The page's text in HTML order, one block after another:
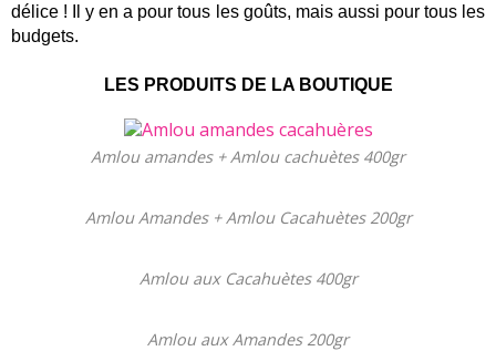
délice ! Il y en a pour tous les goûts, mais aussi pour tous les
budgets.
LES PRODUITS DE LA BOUTIQUE
Amlou amandes + Amlou cachuètes 400gr
Amlou Amandes + Amlou Cacahuètes 200gr
Amlou aux Cacahuètes 400gr
Amlou aux Amandes 200gr